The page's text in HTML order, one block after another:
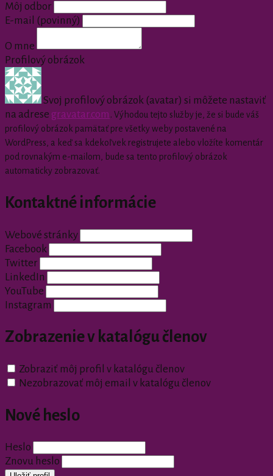
Môj odbor
E-mail
(povinný)
O mne
Profilový obrázok
Svoj profilový obrázok (avatar) si môžete nastaviť
na adrese gravatar.com . Výhodou tejto služby je, že si bude váš
profilový obrázok pamätať pre všetky weby postavené na
WordPress, a keď sa kdekoľvek registrujete alebo vložíte komentár
pod rovnakým e-mailom, bude sa tento profilový obrázok
automaticky zobrazovať.
Kontaktné informácie
Webové stránky
Facebook
Twitter
LinkedIn
YouTube
Instagram
Zobrazenie v katalógu členov
Zobraziť môj profil v katalógu členov
Nezobrazovať môj email v katalógu členov
Nové heslo
Heslo
Znovu heslo